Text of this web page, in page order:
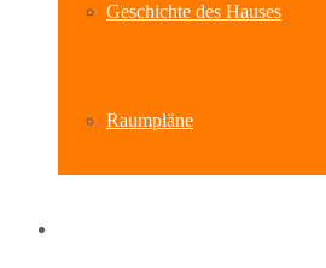
Geschichte des Hauses
Raumpläne